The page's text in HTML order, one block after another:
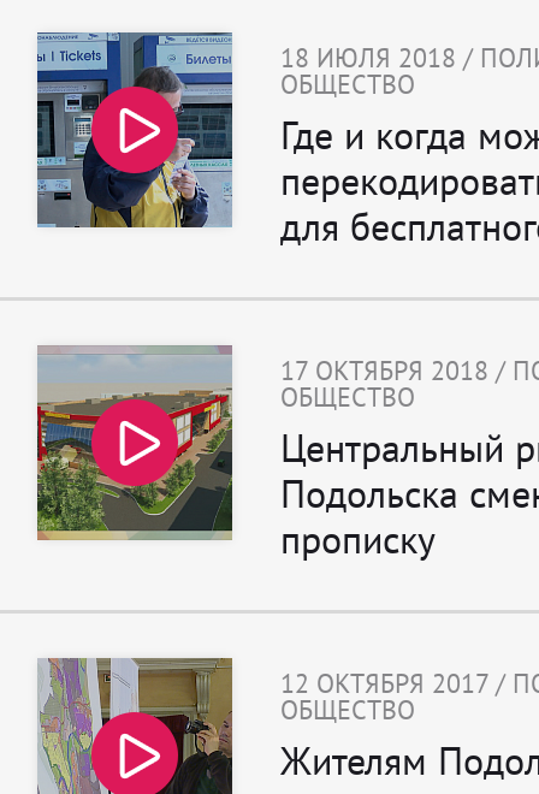
18 ИЮЛЯ 2018 /
ОБЩЕСТВО
Где и когда
для
17 ОКТЯБРЯ 2018 /
ОБЩЕСТВО
Центральный
Подольска
прописку
12 ОКТЯБРЯ 2017 /
ОБЩЕСТВО
Жителям